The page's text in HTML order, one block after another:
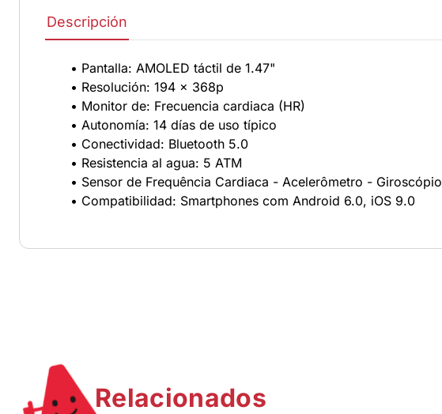
Descripción
• Pantalla: AMOLED táctil de 1.47"
• Resolución: 194 x 368p
• Monitor de: Frecuencia cardiaca (HR)
• Autonomía: 14 días de uso típico
• Conectividad: Bluetooth 5.0
• Resistencia al agua: 5 ATM
• Sensor de Frequência Cardiaca - Acelerômetro - Giroscópio
• Compatibilidad: Smartphones com Android 6.0, iOS 9.0
Relacionados